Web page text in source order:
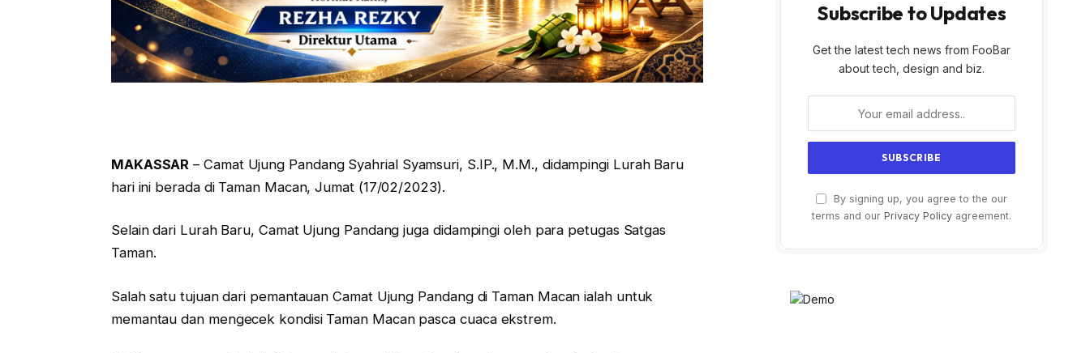
MAKASSAR – Camat Ujung Pandang Syahrial Syamsuri, S.IP., M.M., didampingi Lurah Baru
hari ini berada di Taman Macan, Jumat (17/02/2023).
Selain dari Lurah Baru, Camat Ujung Pandang juga didampingi oleh para petugas Satgas
Taman.
Salah satu tujuan dari pemantauan Camat Ujung Pandang di Taman Macan ialah untuk
memantau dan mengecek kondisi Taman Macan pasca cuaca ekstrem.
Subscribe to Updates
Get the latest tech news from FooBar
about tech, design and biz.
By signing up, you agree to the our
terms and our Privacy Policy agreement.